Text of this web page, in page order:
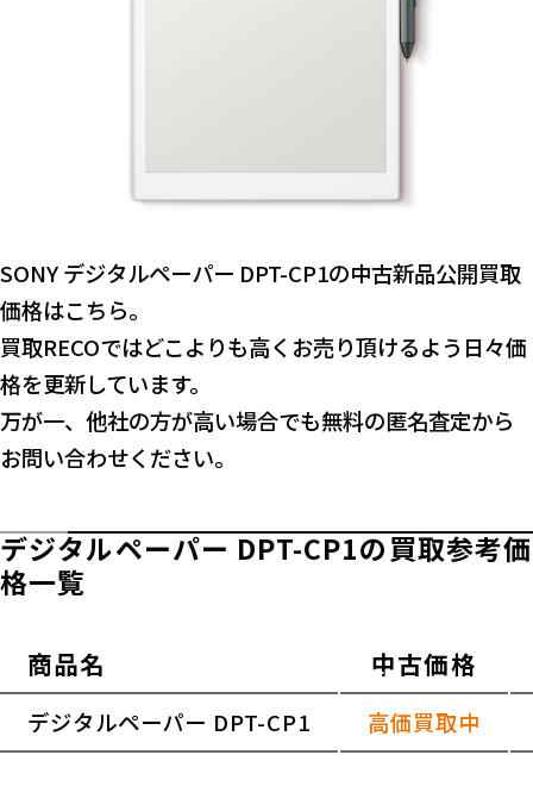
SONY デジタルペーパー DPT-CP1の中古新品公開買取
価格はこちら。
買取RECOではどこよりも高くお売り頂けるよう日々価
格を更新しています。
万が一、他社の方が高い場合でも無料の匿名査定から
お問い合わせください。
デジタルペーパー DPT-CP1の買取参考価
格一覧
商品名 中古価格
デジタルペーパー DPT-CP1 高価買取中
横スクロールできます